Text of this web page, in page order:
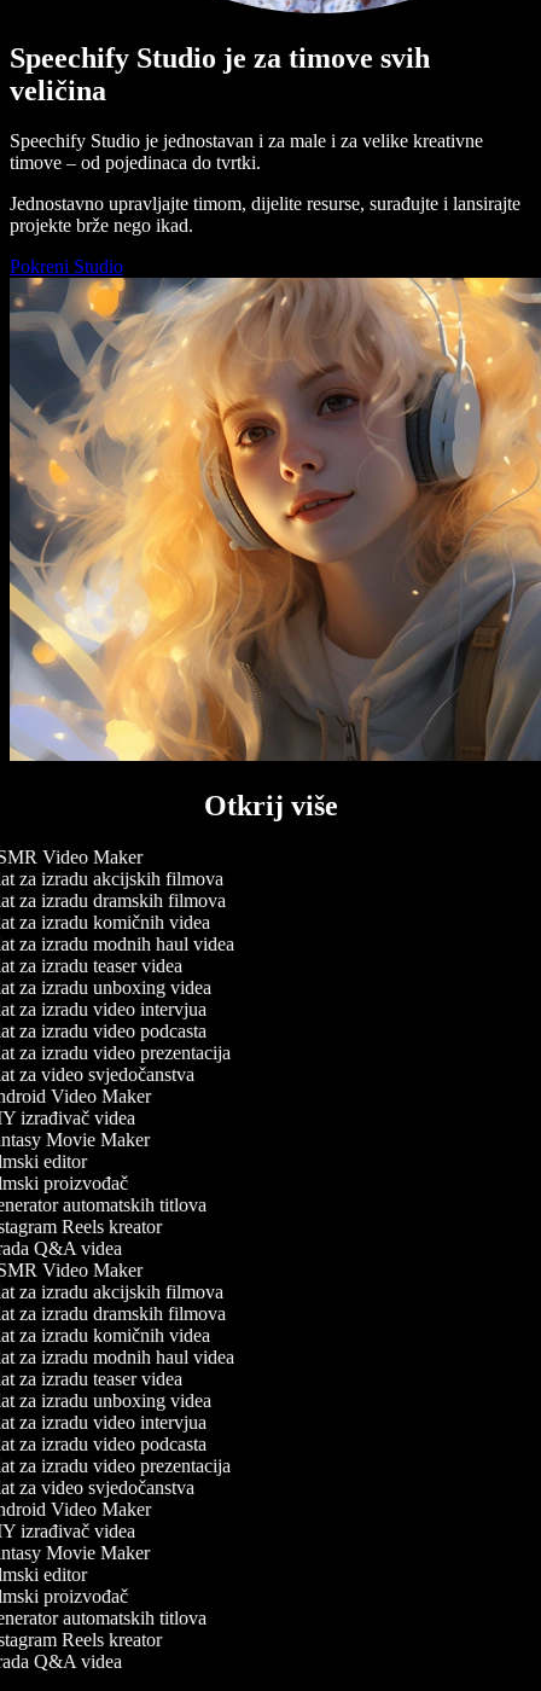
Speechify Studio je za timove svih
veličina
Speechify Studio je jednostavan i za male i za velike kreativne
timove – od pojedinaca do tvrtki.
Jednostavno upravljajte timom, dijelite resurse, surađujte i lansirajte
projekte brže nego ikad.
Pokreni Studio
Otkrij više
Video Maker
za izradu akcijskih filmova
za izradu dramskih filmova
za izradu komičnih videa
za izradu modnih haul videa
za izradu teaser videa
za izradu unboxing videa
za izradu video intervjua
za izradu video podcasta
za izradu video prezentacija
za video svjedočanstva
Video Maker
izrađivač videa
Movie Maker
editor
proizvođač
automatskih titlova
Reels kreator
Q&A videa
Video Maker
za izradu akcijskih filmova
za izradu dramskih filmova
za izradu komičnih videa
za izradu modnih haul videa
za izradu teaser videa
za izradu unboxing videa
za izradu video intervjua
za izradu video podcasta
za izradu video prezentacija
za video svjedočanstva
Video Maker
izrađivač videa
Movie Maker
editor
proizvođač
automatskih titlova
Reels kreator
Q&A videa